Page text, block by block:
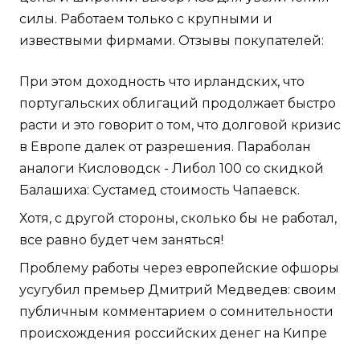
силы. Работаем только с крупными и
извествыми фирмами. Отзывы покупателей:
При этом доходность что ирландских, что
португальских облигаций продолжает быстро
расти и это говорит о том, что долговой кризис
в Европе далек от разрешения. Параболан
аналоги Кисловодск - Либол 100 со скидкой
Балашиха: Сустамед стоимость Чапаевск.
Хотя, с другой стороны, сколько бы не работал,
все равно будет чем заняться!
Проблему работы через европейские офшоры
усугубил премьер Дмитрий Медведев: своим
публичным комментарием о сомнительности
происхождения российских денег на Кипре